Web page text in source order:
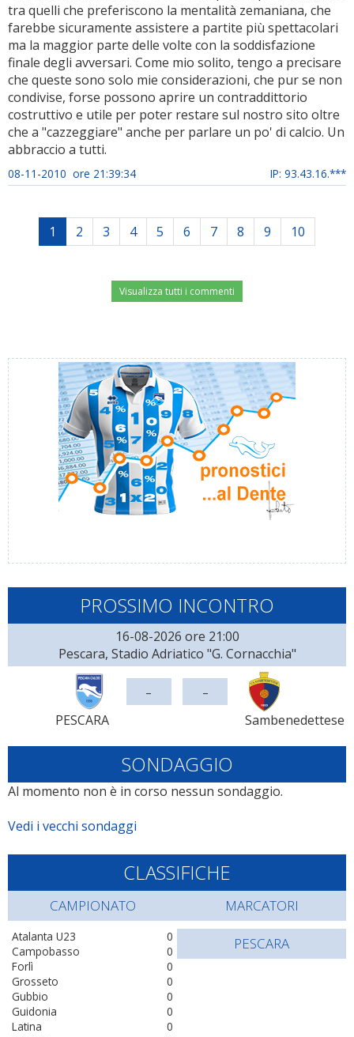
tra quelli che preferiscono la mentalità zemaniana, che
farebbe sicuramente assistere a partite più spettacolari
ma la maggior parte delle volte con la soddisfazione
finale degli avversari. Come mio solito, tengo a precisare
che queste sono solo mie considerazioni, che pur se non
condivise, forse possono aprire un contraddittorio
costruttivo e utile per poter restare sul nostro sito oltre
che a "cazzeggiare" anche per parlare un po' di calcio. Un
abbraccio a tutti.
08-11-2010 ore 21:39:34 IP: 93.43.16.***
1 2 3 4 5 6 7 8 9 10
Visualizza tutti i commenti
PROSSIMO INCONTRO
16-08-2026 ore 21:00
Pescara, Stadio Adriatico "G. Cornacchia"
PESCARA
- -
Sambenedettese
SONDAGGIO
Al momento non è in corso nessun sondaggio.
Vedi i vecchi sondaggi
CLASSIFICHE
CAMPIONATO
0
Atalanta U23
0
Campobasso
0
Forlì
0
Grosseto
0
Gubbio
0
Guidonia
0
Latina
MARCATORI
PESCARA